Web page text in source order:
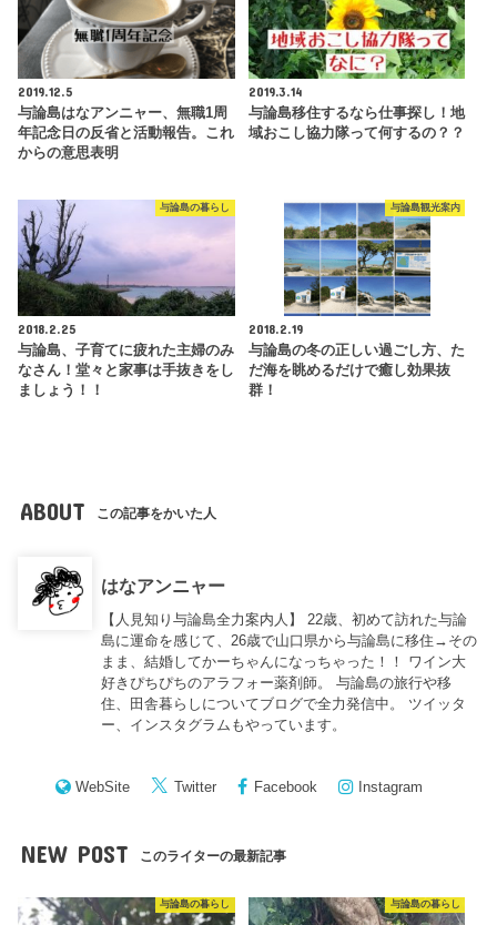
2019.12.5
与論島はなアンニャー、無職1周
年記念日の反省と活動報告。これ
からの意思表明
2019.3.14
与論島移住するなら仕事探し！地
域おこし協力隊って何するの？？
与論島の暮らし
2018.2.25
与論島、子育てに疲れた主婦のみ
なさん！堂々と家事は手抜きをし
ましょう！！
与論島観光案内
2018.2.19
与論島の冬の正しい過ごし方、た
だ海を眺めるだけで癒し効果抜
群！
ABOUT この記事をかいた人
はなアンニャー
【人見知り与論島全力案内人】 22歳、初めて訪れた与論
島に運命を感じて、26歳で山口県から与論島に移住→その
まま、結婚してかーちゃんになっちゃった！！ ワイン大
好きぴちぴちのアラフォー薬剤師。 与論島の旅行や移
住、田舎暮らしについてブログで全力発信中。 ツイッタ
ー、インスタグラムもやっています。
WebSite Twitter Facebook Instagram
NEW POST このライターの最新記事
与論島の暮らし 与論島の暮らし